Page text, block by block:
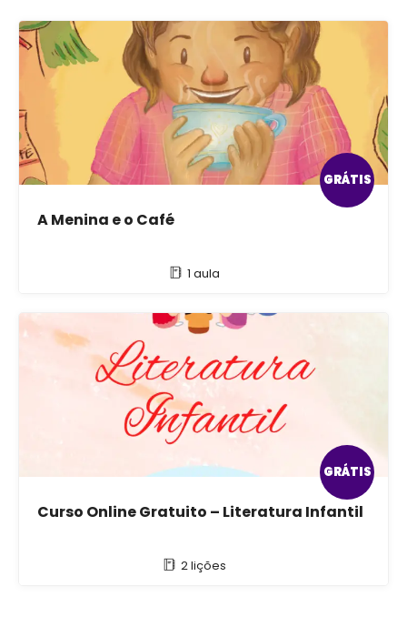
GRÁTIS
A Menina e o Café
1 aula
GRÁTIS
Curso Online Gratuito – Literatura Infantil
2 lições